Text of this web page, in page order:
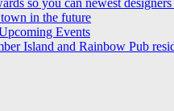
so you can newest
in the future
Events
Island and Rainbow Pub